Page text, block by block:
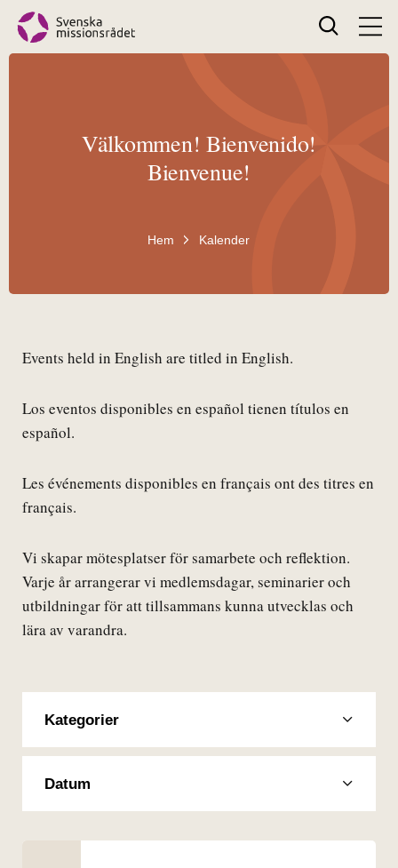
Search
Välkommen! Bienvenido!
Bienvenue!
Hem Kalender
Events held in English are titled in English.
Los eventos disponibles en español tienen títulos en
español.
Les événements disponibles en français ont des titres en
français.
Vi skapar mötesplatser för samarbete och reflektion.
Varje år arrangerar vi medlemsdagar, seminarier och
utbildningar för att tillsammans kunna utvecklas och
lära av varandra.